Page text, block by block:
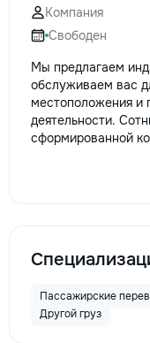
Компания
Свободен
Мы предлагаем
обслуживаем вас
местоположения и
деятельности.
сформированной
Пассажирские
Другой груз